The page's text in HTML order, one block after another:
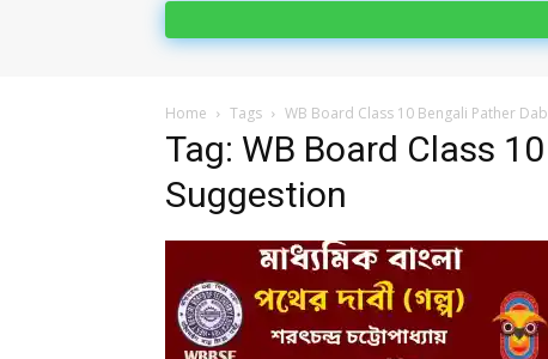
Home Tags WB Board Class 10 Bengali Pather
Tag: WB Board Class
Suggestion